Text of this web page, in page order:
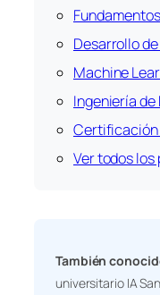
Desarrollo
Machine
Ingeniería
Certificación
Ver todos
También
universitario IA